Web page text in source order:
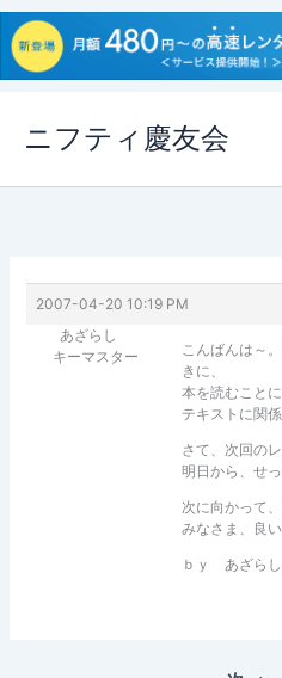
ス
ニフティ慶友会
2007-04-20 10:19 PM
あざらし
キーマスター
こんばんは～
きに、
本を読むこと
テキストに関
さて、次回の
明日から、せ
次に向かって
みなさま、良い
ｂｙ あざらし